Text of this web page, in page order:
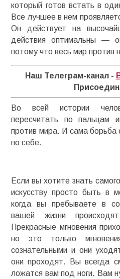
который готов встать в
Все лучшее в нем
Он действует на
действия оптимальны —
потому что весь мир против
Наш Телеграм-канал -
Во всей истории
пересчитать по пальцам
против мира. И сама борьба
по себе.
Если вы хотите знать
искусству просто быть в
когда вы пребываете в
вашей жизни
Прекрасные мгновения
но это только
сознательными и они
они проходят. Вы всегда
ложатся вам под ноги. Вам